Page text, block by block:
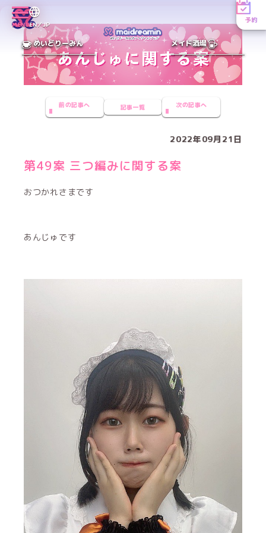
MENUEN／JP
予約
めいどりーみん メイド酒場
前の記事へ 記事一覧 次の記事へ
2022年09月21日
第49案 三つ編みに関する案
おつかれさまです
あんじゅです